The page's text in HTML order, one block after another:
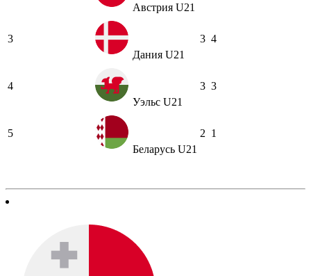
Австрия U21
3
Дания U21
3 4
4
Уэльс U21
3 3
5
Беларусь U21
2 1